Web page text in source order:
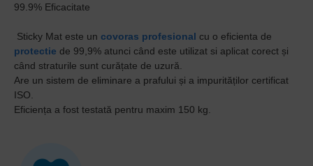
99.9% Eficacitate
Sticky Mat este un covoras profesional cu o eficienta de
protectie de 99,9% atunci când este utilizat si aplicat corect și
când straturile sunt curățate de uzură.
Are un sistem de eliminare a prafului și a impurităților certificat
ISO.
Eficiența a fost testată pentru maxim 150 kg.